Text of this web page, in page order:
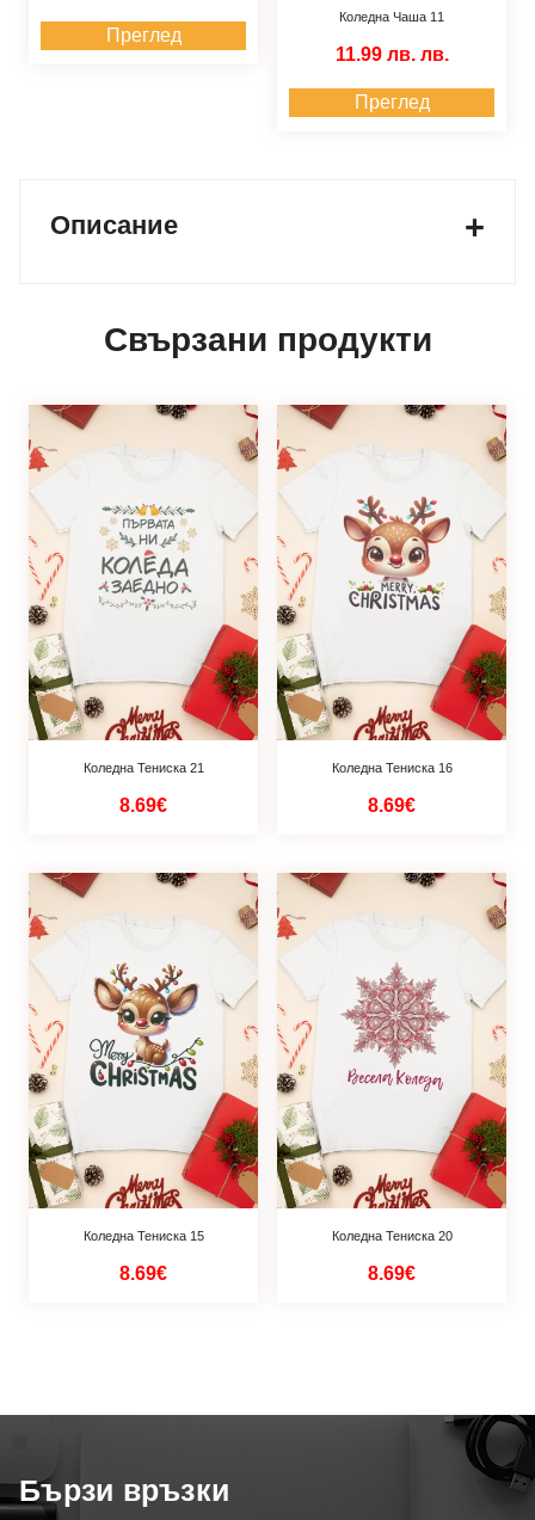
Преглед
Коледна Чаша 11
11.99 лв. лв.
Преглед
Описание
Свързани продукти
Коледна Тениска 21
8.69€
Коледна Тениска 16
8.69€
Коледна Тениска 15
8.69€
Коледна Тениска 20
8.69€
Бързи връзки